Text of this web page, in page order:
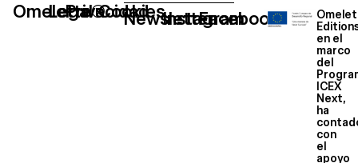
Omelette®
Legal
Privacidad
Cookies
Newsletter
Instagram
Facebook
en el
marco
del
ICEX
Next,
ha
con
el
apoyo